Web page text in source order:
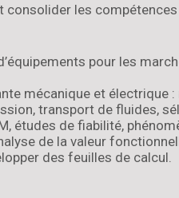
consolider les
pour les
mécanique et électrique
transport de fluides,
études de fiabilité,
de la valeur
des feuilles de calcul.